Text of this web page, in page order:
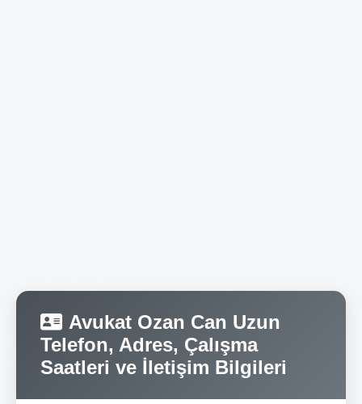
Avukat Ozan Can Uzun
Telefon, Adres, Çalışma
Saatleri ve İletişim Bilgileri